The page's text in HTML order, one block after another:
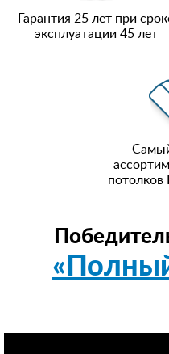
Гарантия 25 лет при
эксплуатации 45 лет
потолков